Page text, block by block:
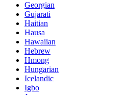
Georgian
Gujarati
Haitian
Hausa
Hawaiian
Hebrew
Hmong
Hungarian
Icelandic
Igbo